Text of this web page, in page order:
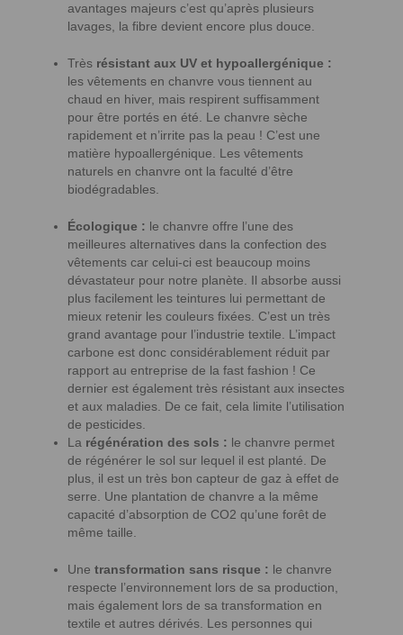
avantages majeurs c’est qu’après plusieurs
lavages, la fibre devient encore plus douce.
Très résistant aux UV et hypoallergénique :
les vêtements en chanvre vous tiennent au
chaud en hiver, mais respirent suffisamment
pour être portés en été. Le chanvre sèche
rapidement et n’irrite pas la peau ! C’est une
matière hypoallergénique. Les vêtements
naturels en chanvre ont la faculté d’être
biodégradables.
Écologique : le chanvre offre l’une des
meilleures alternatives dans la confection des
vêtements car celui-ci est beaucoup moins
dévastateur pour notre planète. Il absorbe aussi
plus facilement les teintures lui permettant de
mieux retenir les couleurs fixées. C’est un très
grand avantage pour l’industrie textile. L’impact
carbone est donc considérablement réduit par
rapport au entreprise de la fast fashion ! Ce
dernier est également très résistant aux insectes
et aux maladies. De ce fait, cela limite l’utilisation
de pesticides.
La régénération des sols : le chanvre permet
de régénérer le sol sur lequel il est planté. De
plus, il est un très bon capteur de gaz à effet de
serre. Une plantation de chanvre a la même
capacité d’absorption de CO2 qu’une forêt de
même taille.
Une transformation sans risque : le chanvre
respecte l’environnement lors de sa production,
mais également lors de sa transformation en
textile et autres dérivés. Les personnes qui